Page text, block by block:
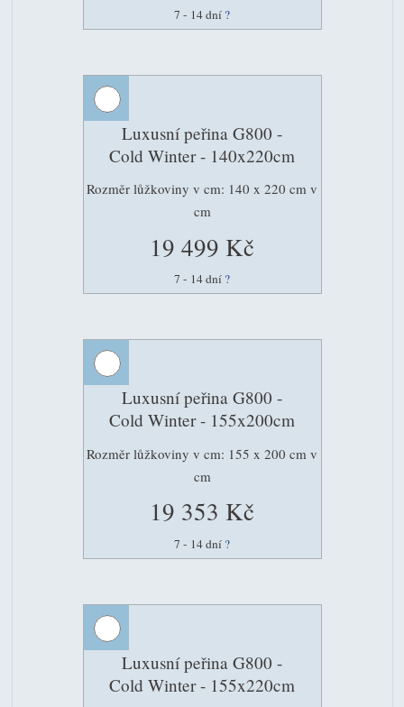
7 - 14 dní ?
Luxusní peřina G800 -
Cold Winter - 140x220cm
Rozměr lůžkoviny v cm: 140 x 220 cm v
cm
19 499 Kč
7 - 14 dní ?
Luxusní peřina G800 -
Cold Winter - 155x200cm
Rozměr lůžkoviny v cm: 155 x 200 cm v
cm
19 353 Kč
7 - 14 dní ?
Luxusní peřina G800 -
Cold Winter - 155x220cm